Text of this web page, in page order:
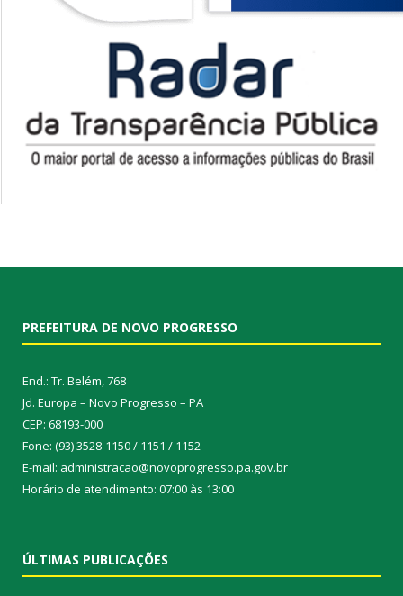
PREFEITURA DE NOVO PROGRESSO
End.: Tr. Belém, 768
Jd. Europa – Novo Progresso – PA
CEP: 68193-000
Fone: (93) 3528-1150 / 1151 / 1152
E-mail: administracao@novoprogresso.pa.gov.br
Horário de atendimento: 07:00 às 13:00
ÚLTIMAS PUBLICAÇÕES